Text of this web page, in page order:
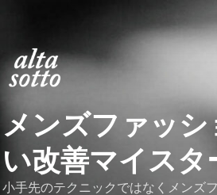
メンズファッ
い改善マイスタ
小手先のテクニックではなくメンズ